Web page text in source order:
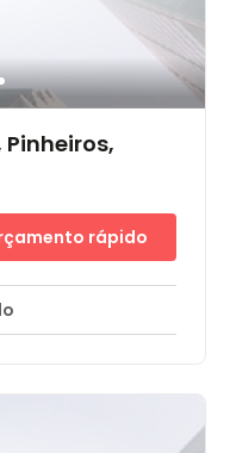
Pinheiros,
rápido